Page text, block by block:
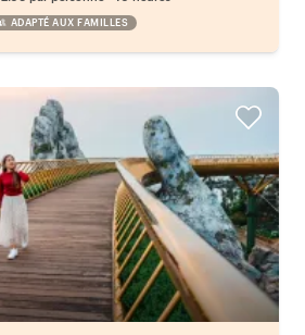
ADAPTÉ AUX FAMILLES